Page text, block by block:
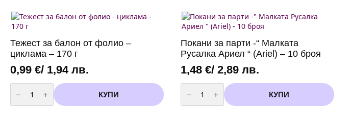
Русалка
(Mermaid)
брой
Русалка
(Mermaid)
-
брой
Тежест за балон от фолио –
циклама – 170 г
0,99 €/ 1,94 лв.
количество
за
Тежест
за
КУПИ
Покани за парти -“ Малката
Русалка Ариел “ (Ariel) – 10 броя
1,48€/ 2,89 лв.
количество
за
Покани
за
КУПИ